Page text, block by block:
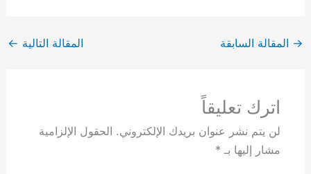
→ المقالة السابقة المقالة التالية ←
اترك تعليقاً
لن يتم نشر عنوان بريدك الإلكتروني. الحقول الإلزامية
مشار إليها بـ *